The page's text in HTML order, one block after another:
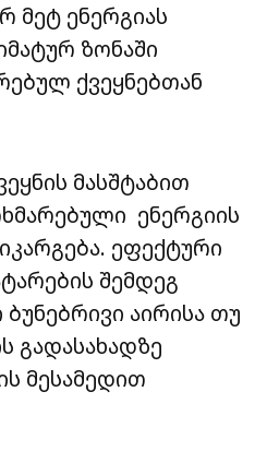
მეტ ენერგიას
ზონაში
ქვეყნებთან
მასშტაბით
ენერგიის
ეფექტური
შემდეგ
აირისა თუ
გადასახადზე
მესამედით